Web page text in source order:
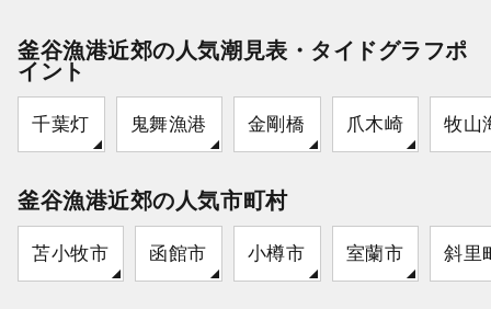
釜谷漁港近郊の人気潮見表・タイドグラフポ
イント
千葉灯 鬼舞漁港 金剛橋 爪木崎 牧山
釜谷漁港近郊の人気市町村
苫小牧市 函館市 小樽市 室蘭市 斜里